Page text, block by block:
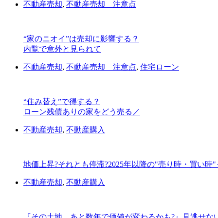
不動産売却, 不動産売却 注意点
“家のニオイ”は売却に影響する？
内覧で意外と見られて
不動産売却, 不動産売却 注意点, 住宅ローン
“住み替え”で得する？
ローン残債ありの家をどう売る／
不動産売却, 不動産購入
地価上昇?それとも停滞?2025年以降の"売り時・買い時"
不動産売却, 不動産購入